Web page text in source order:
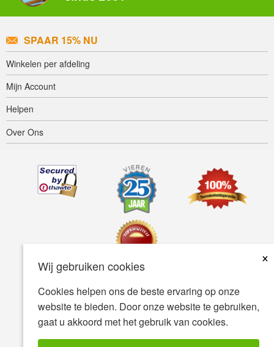
Wij gebruiken cookies
×
Cookies helpen ons de beste ervaring op onze
website te bieden. Door onze website te gebruiken,
gaat u akkoord met het gebruik van cookies.
SPAAR 15% NU
Winkelen per afdeling
Mijn Account
Helpen
Over Ons
Toegankelijkheid Gebruiksvoorwaarden Privacybeleid
Veiligheidsbeleid
© Copyright 2001-2026 BIOVEA. Alle Rechten Voorbehouden.